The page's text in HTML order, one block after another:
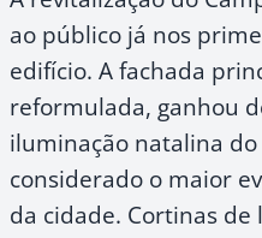
ao público já nos
edifício. A fachada
reformulada, ganhou
iluminação natalina do
considerado o maior
da cidade. Cortinas